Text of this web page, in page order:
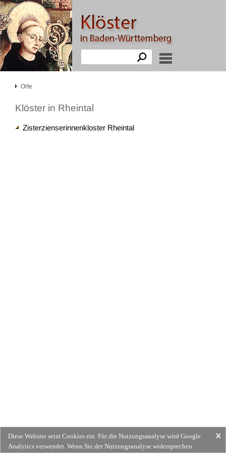
Orte
Klöster in Rheintal
Zisterzienserinnenkloster Rheintal
Diese Website setzt Cookies ein. Für die Nutzungsanalyse wird Google
Analytics verwendet. Wenn Sie der Nutzungsanalyse widersprechen